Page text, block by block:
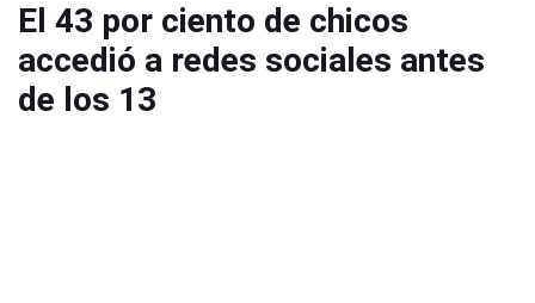
El 43 por ciento de chicos
accedió a redes sociales antes
de los 13